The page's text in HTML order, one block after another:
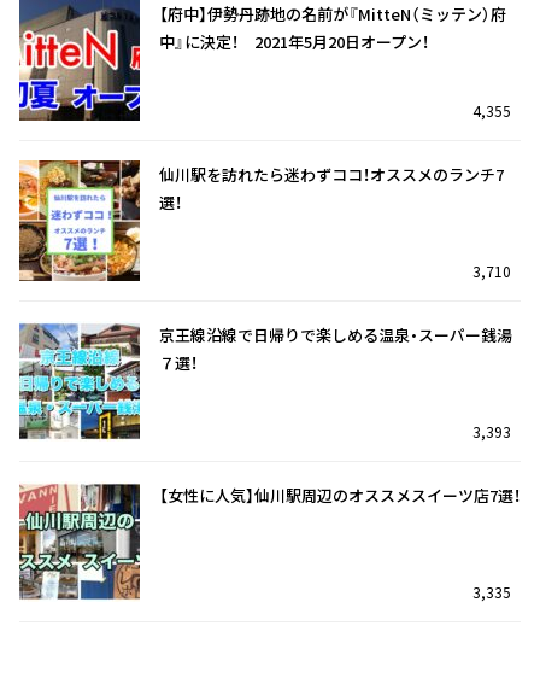
【府中】伊勢丹跡地の名前が『MitteN（ミッテン）府
中』に決定！ 2021年5月20日オープン！
4,355
仙川駅を訪れたら迷わずココ！オススメのランチ7
選！
3,710
京王線沿線で日帰りで楽しめる温泉・スーパー銭湯
７選！
3,393
【女性に人気】仙川駅周辺のオススメスイーツ店7選！
3,335